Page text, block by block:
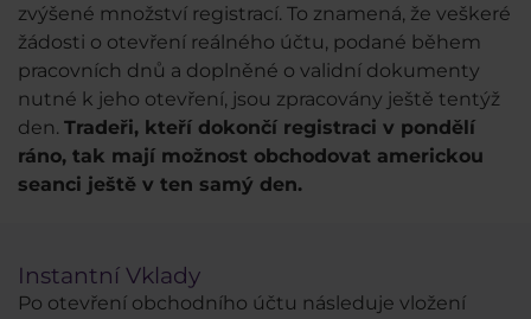
zvýšené množství registrací. To znamená, že veškeré
žádosti o otevření reálného účtu, podané během
pracovních dnů a doplněné o validní dokumenty
nutné k jeho otevření, jsou zpracovány ještě tentýž
den. Tradeři, kteří dokončí registraci v pondělí
ráno, tak mají možnost obchodovat americkou
seanci ještě v ten samý den.
Instantní Vklady
Po otevření obchodního účtu následuje vložení